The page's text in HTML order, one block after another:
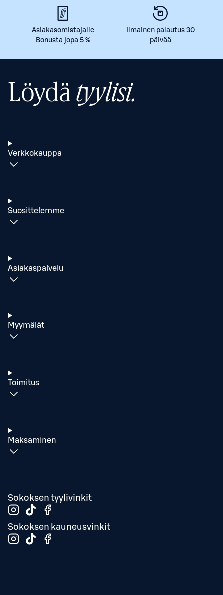
Asiakasomistajalle
Bonusta jopa 5 %
Ilmainen palautus 30
päivää
Löydä tyylisi.
Verkkokauppa
Suosittelemme
Asiakaspalvelu
Myymälät
Toimitus
Maksaminen
Sokoksen tyylivinkit
Sokoksen kauneusvinkit